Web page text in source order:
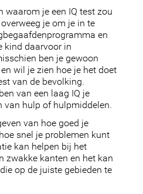
waarom je een IQ test zou
je om je in te
en
kind daarvoor in
ben je gewoon
wil je zien hoe je het doet
van de bevolking.
van een laag IQ je
van hulp of hulpmiddelen.
van hoe goed je
snel je problemen kunt
kan helpen bij het
zwakke kanten en het kan
op de juiste gebieden te